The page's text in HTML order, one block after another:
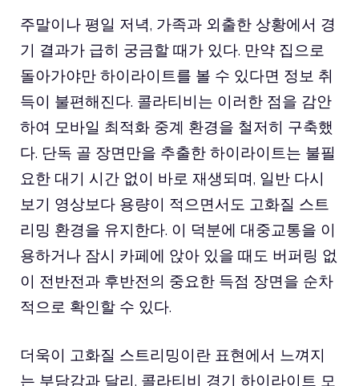
주말이나 평일 저녁, 가족과 외출한 상황에서 경
기 결과가 급히 궁금할 때가 있다. 만약 집으로
돌아가야만 하이라이트를 볼 수 있다면 정보 취
득이 불편해진다. 콜라티비는 이러한 점을 감안
하여 모바일 최적화 중계 환경을 철저히 구축했
다. 단독 골 장면만을 추출한 하이라이트는 불필
요한 대기 시간 없이 바로 재생되며, 일반 다시
보기 영상보다 용량이 적으면서도 고화질 스트
리밍 환경을 유지한다. 이 덕분에 대중교통을 이
용하거나 잠시 카페에 앉아 있을 때도 버퍼링 없
이 전반전과 후반전의 중요한 득점 장면을 순차
적으로 확인할 수 있다.
더욱이 고화질 스트리밍이란 표현에서 느껴지
는 부담감과 달리, 콜라티비 경기 하이라이트 모